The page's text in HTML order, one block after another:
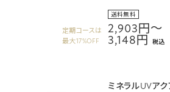
送料無料
2,903円～
3,148円 税込
定期コースは
最大17%OFF
ミネラルUVア